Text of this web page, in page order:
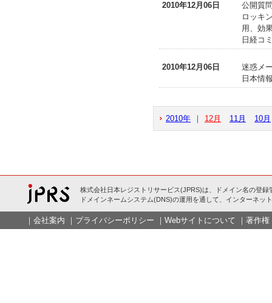
2010年12月06日
公開質
ロッキ
用、効
日経コ
2010年12月06日
迷惑メ
日本情
2010年 ｜ 12月 11月 10月
株式会社日本レジストリサービス(JPRS)は、ドメイン名の登録
ドメインネームシステム(DNS)の運用を通して、インターネッ
｜ 会社案内 ｜ プライバシーポリシー ｜ Webサイトについて ｜ 著作権